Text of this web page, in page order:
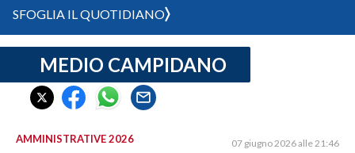
CRONACA SARDEGNA
CAGLIARI
SULCIS IGLESIENTE
SFOGLIA IL QUOTIDIANO
MEDIO CAMPIDANO
AMMINISTRATIVE 2026 07 giugno 2026 alle 21:46